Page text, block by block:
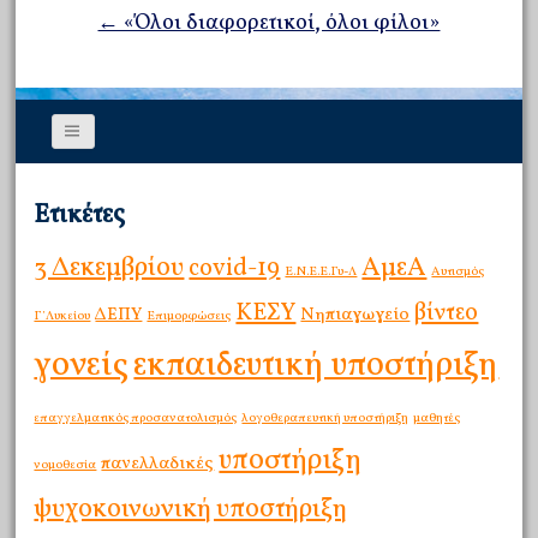
← «Όλοι διαφορετικοί, όλοι φίλοι»
Ετικέτες
3 Δεκεμβρίουcovid-19 E.Ν.Ε.Ε.Γυ-Λ ΑμεΑ Αυτισμός
Γ΄Λυκείου ΔΕΠΥ Επιμορφώσεις ΚΕΣΥΝηπιαγωγείο βίντεο
γονείςεκπαιδευτική υποστήριξη
επαγγελματικός προσανατολισμός λογοθεραπευτική υποστήριξη μαθητές
νομοθεσία πανελλαδικέςυποστήριξη
ψυχοκοινωνική υποστήριξη